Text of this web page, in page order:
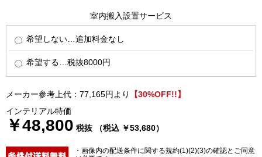
室内搬入設置サービス
希望しない…追加料金なし
希望する…税抜8000円
メーカー参考上代：77,165円より
【30%OFF!!】
インテリアル特価
￥48,800 税抜 （税込 ￥53,680）
・画像内の配送条件に関する規約(1)(2)(3)の確認とご同意